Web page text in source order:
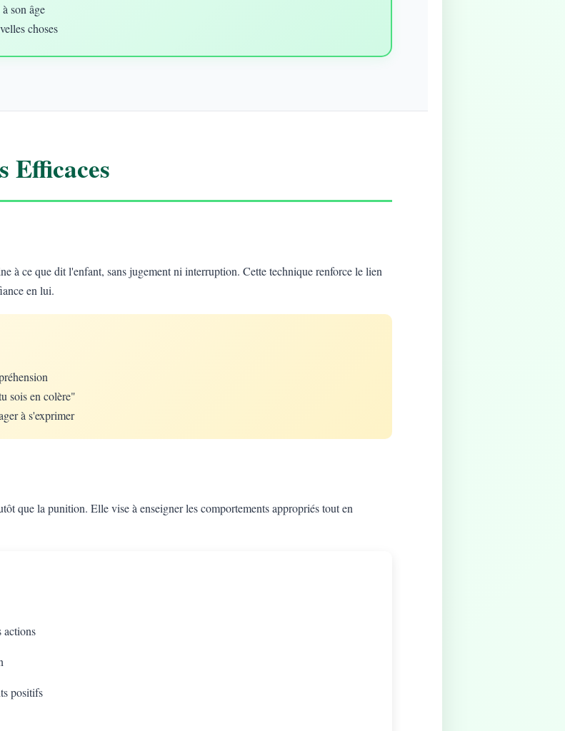
son âge
choses
Efficaces
à ce que dit l'enfant, sans jugement ni interruption. Cette technique renforce le lien
en lui.
sois en colère"
à s'exprimer
que la punition. Elle vise à enseigner les comportements appropriés tout en
actions
positifs